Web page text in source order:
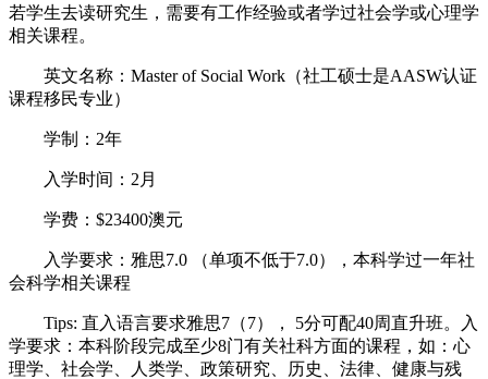
若学生去读研究生，需要有工作经验或者学过社会学或心理学
相关课程。
英文名称：Master of Social Work（社工硕士是AASW认证
课程移民专业）
学制：2年
入学时间：2月
学费：$23400澳元
入学要求：雅思7.0 （单项不低于7.0），本科学过一年社
会科学相关课程
Tips: 直入语言要求雅思7（7）， 5分可配40周直升班。入
学要求：本科阶段完成至少8门有关社科方面的课程，如：心
理学、社会学、人类学、政策研究、历史、法律、健康与残